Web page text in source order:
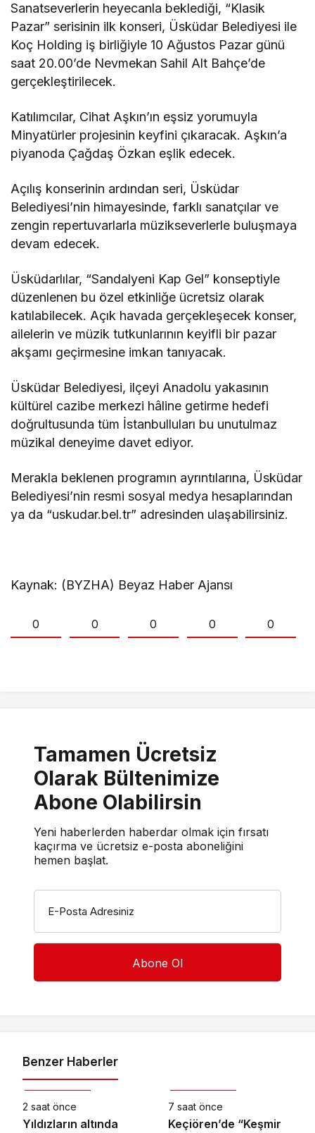
Sanatseverlerin heyecanla beklediği, “Klasik
Pazar” serisinin ilk konseri, Üsküdar Belediyesi ile
Koç Holding iş birliğiyle 10 Ağustos Pazar günü
saat 20.00’de Nevmekan Sahil Alt Bahçe’de
gerçekleştirilecek.
Katılımcılar, Cihat Aşkın’ın eşsiz yorumuyla
Minyatürler projesinin keyfini çıkaracak. Aşkın’a
piyanoda Çağdaş Özkan eşlik edecek.
Açılış konserinin ardından seri, Üsküdar
Belediyesi’nin himayesinde, farklı sanatçılar ve
zengin repertuvarlarla müzikseverlerle buluşmaya
devam edecek.
Üsküdarlılar, “Sandalyeni Kap Gel” konseptiyle
düzenlenen bu özel etkinliğe ücretsiz olarak
katılabilecek. Açık havada gerçekleşecek konser,
ailelerin ve müzik tutkunlarının keyifli bir pazar
akşamı geçirmesine imkan tanıyacak.
Üsküdar Belediyesi, ilçeyi Anadolu yakasının
kültürel cazibe merkezi hâline getirme hedefi
doğrultusunda tüm İstanbulluları bu unutulmaz
müzikal deneyime davet ediyor.
Merakla beklenen programın ayrıntılarına, Üsküdar
Belediyesi’nin resmi sosyal medya hesaplarından
ya da “uskudar.bel.tr” adresinden ulaşabilirsiniz.
Kaynak: (BYZHA) Beyaz Haber Ajansı
0 0 0 0 0
Tamamen Ücretsiz
Olarak Bültenimize
Abone Olabilirsin
Yeni haberlerden haberdar olmak için fırsatı
kaçırma ve ücretsiz e-posta aboneliğini
hemen başlat.
E-Posta Adresiniz
Benzer Haberler
Kültür & Sanat
2 saat önce
Yıldızların altında
7 saat önce
Keçiören’de “Keşmir